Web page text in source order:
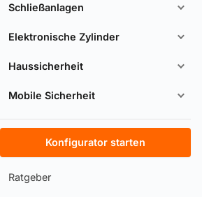
Schließanlagen
Elektronische Zylinder
Haussicherheit
Mobile Sicherheit
Konfigurator starten
Ratgeber